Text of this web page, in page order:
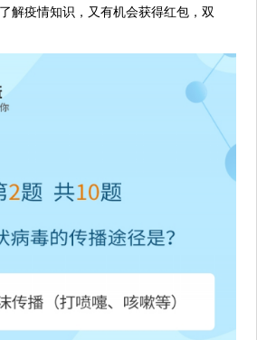
解疫情知识，又有机会获得红包，双